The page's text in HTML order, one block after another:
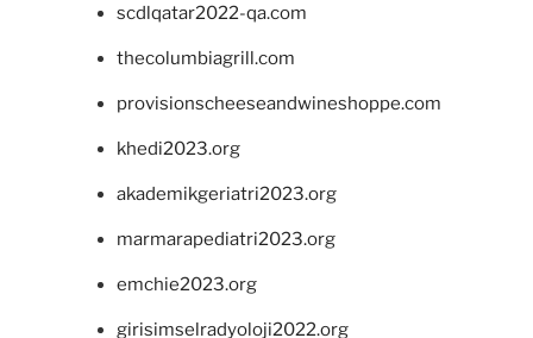
scdlqatar2022-qa.com
thecolumbiagrill.com
provisionscheeseandwineshoppe.com
khedi2023.org
akademikgeriatri2023.org
marmarapediatri2023.org
emchie2023.org
girisimselradyoloji2022.org